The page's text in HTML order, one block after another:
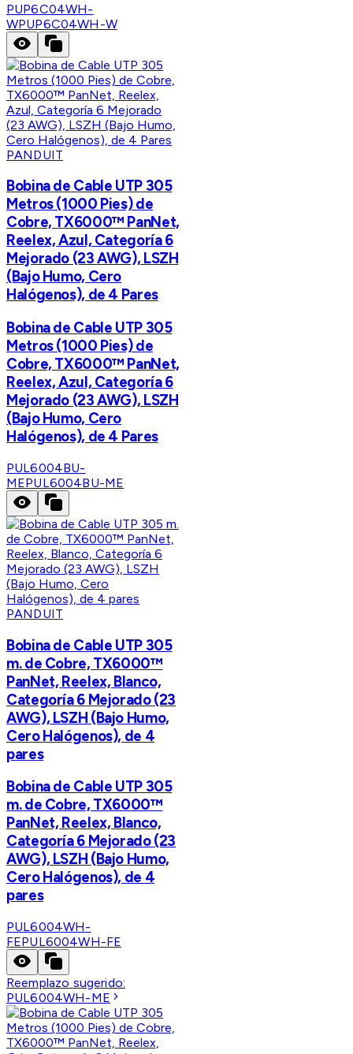
PUP6C04WH-
WPUP6C04WH-W
PANDUIT
Bobina de Cable UTP 305
Metros (1000 Pies) de
Cobre, TX6000™ PanNet,
Reelex, Azul, Categoría 6
Mejorado (23 AWG), LSZH
(Bajo Humo, Cero
Halógenos), de 4 Pares
Bobina de Cable UTP 305
Metros (1000 Pies) de
Cobre, TX6000™ PanNet,
Reelex, Azul, Categoría 6
Mejorado (23 AWG), LSZH
(Bajo Humo, Cero
Halógenos), de 4 Pares
PUL6004BU-
MEPUL6004BU-ME
PANDUIT
Bobina de Cable UTP 305
m. de Cobre, TX6000™
PanNet, Reelex, Blanco,
Categoría 6 Mejorado (23
AWG), LSZH (Bajo Humo,
Cero Halógenos), de 4
pares
Bobina de Cable UTP 305
m. de Cobre, TX6000™
PanNet, Reelex, Blanco,
Categoría 6 Mejorado (23
AWG), LSZH (Bajo Humo,
Cero Halógenos), de 4
pares
PUL6004WH-
FEPUL6004WH-FE
Reemplazo sugerido:
PUL6004WH-ME